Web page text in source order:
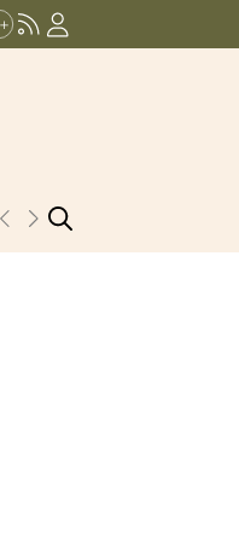
UPCOMINDEX:
PODCAST